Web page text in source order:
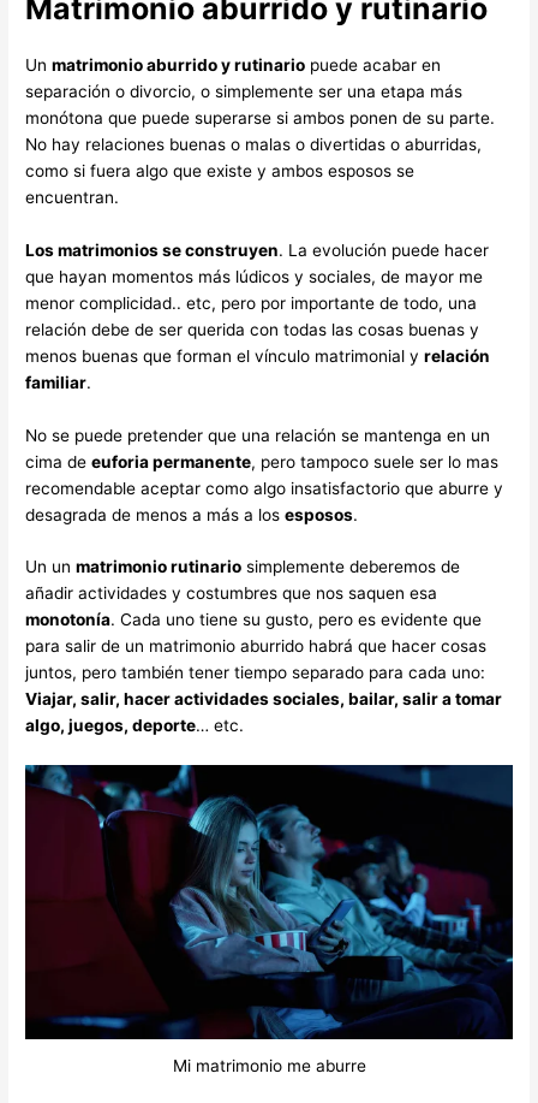
Matrimonio aburrido y rutinario
Unmatrimonio aburrido y rutinario puede acabar en
separación o divorcio, o simplemente ser una etapa más
monótona que puede superarse si ambos ponen de su parte.
No hay relaciones buenas o malas o divertidas o aburridas,
como si fuera algo que existe y ambos esposos se
encuentran.
Los matrimonios se construyen. La evolución puede hacer
que hayan momentos más lúdicos y sociales, de mayor me
menor complicidad.. etc, pero por importante de todo, una
relación debe de ser querida con todas las cosas buenas y
menos buenas que forman el vínculo matrimonial yrelación
familiar.
No se puede pretender que una relación se mantenga en un
cima deeuforia permanente, pero tampoco suele ser lo mas
recomendable aceptar como algo insatisfactorio que aburre y
desagrada de menos a más a losesposos.
Un unmatrimonio rutinario simplemente deberemos de
añadir actividades y costumbres que nos saquen esa
monotonía. Cada uno tiene su gusto, pero es evidente que
para salir de un matrimonio aburrido habrá que hacer cosas
juntos, pero también tener tiempo separado para cada uno:
Viajar, salir, hacer actividades sociales, bailar, salir a tomar
algo, juegos, deporte… etc.
Mi matrimonio me aburre